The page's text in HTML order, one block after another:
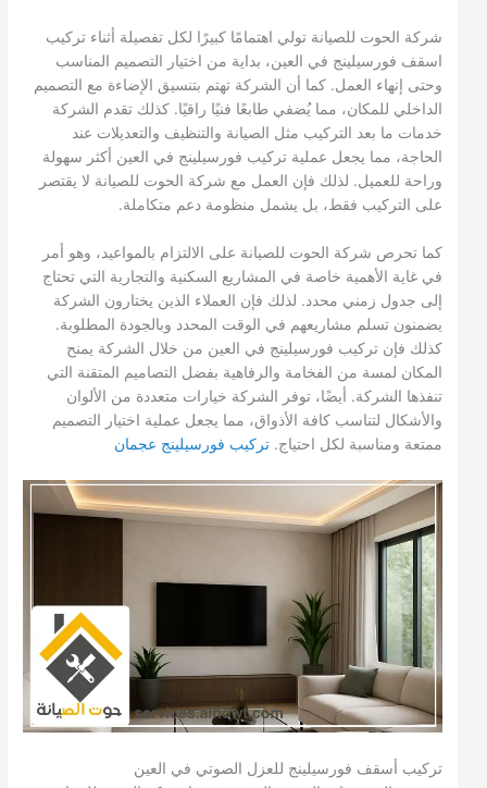
شركة الحوت للصيانة تولي اهتمامًا كبيرًا لكل تفصيلة أثناء تركيب
اسقف فورسيلينج في العين، بداية من اختيار التصميم المناسب
وحتى إنهاء العمل. كما أن الشركة تهتم بتنسيق الإضاءة مع التصميم
الداخلي للمكان، مما يُضفي طابعًا فنيًا راقيًا. كذلك تقدم الشركة
خدمات ما بعد التركيب مثل الصيانة والتنظيف والتعديلات عند
الحاجة، مما يجعل عملية تركيب فورسيلينج في العين أكثر سهولة
وراحة للعميل. لذلك فإن العمل مع شركة الحوت للصيانة لا يقتصر
على التركيب فقط، بل يشمل منظومة دعم متكاملة.
كما تحرص شركة الحوت للصيانة على الالتزام بالمواعيد، وهو أمر
في غاية الأهمية خاصة في المشاريع السكنية والتجارية التي تحتاج
إلى جدول زمني محدد. لذلك فإن العملاء الذين يختارون الشركة
يضمنون تسلم مشاريعهم في الوقت المحدد وبالجودة المطلوبة.
كذلك فإن تركيب فورسيلينج في العين من خلال الشركة يمنح
المكان لمسة من الفخامة والرفاهية بفضل التصاميم المتقنة التي
تنفذها الشركة. أيضًا، توفر الشركة خيارات متعددة من الألوان
والأشكال لتناسب كافة الأذواق، مما يجعل عملية اختيار التصميم
ممتعة ومناسبة لكل احتياج. تركيب فورسيلينج عجمان
تركيب أسقف فورسيلينج للعزل الصوتي في العين